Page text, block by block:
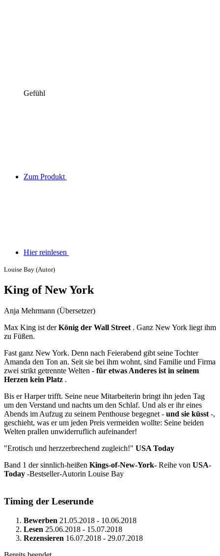
Gefühl
Zum Produkt
Hier reinlesen
Louise Bay (Autor)
King of New York
Anja Mehrmann (Übersetzer)
Max King ist derKönig der Wall Street . Ganz New York liegt ihm
zu Füßen.
Fast ganz New York. Denn nach Feierabend gibt seine Tochter
Amanda den Ton an. Seit sie bei ihm wohnt, sind Familie und Firma
zwei strikt getrennte Welten - für etwas Anderes ist in seinem
Herzen kein Platz .
Bis er Harper trifft. Seine neue Mitarbeiterin bringt ihn jeden Tag
um den Verstand und nachts um den Schlaf. Und als er ihr eines
Abends im Aufzug zu seinem Penthouse begegnet - und sie küsst -,
geschieht, was er um jeden Preis vermeiden wollte: Seine beiden
Welten prallen unwiderruflich aufeinander!
"Erotisch und herzzerbrechend zugleich!" USA Today
Band 1 der sinnlich-heißen Kings-of-New-York- Reihe von USA-
Today -Bestseller-Autorin Louise Bay
Timing der Leserunde
Bewerben 21.05.2018 - 10.06.2018
Lesen 25.06.2018 - 15.07.2018
Rezensieren 16.07.2018 - 29.07.2018